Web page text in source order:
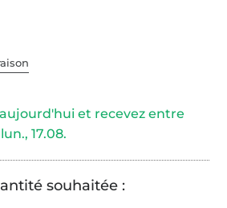
et recevez entre
17.08.
souhaitée :